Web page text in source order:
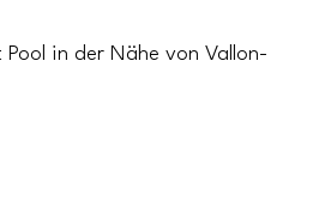
Pool in der Nähe von Vallon-